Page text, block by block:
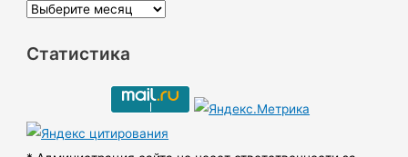
А
х
ы
Статистика